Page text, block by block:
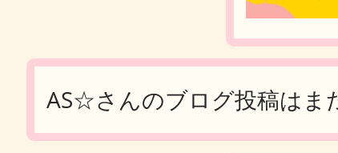
AS☆さんのブログ投稿はま